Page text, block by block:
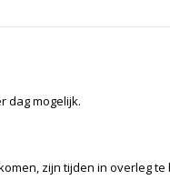
dag mogelijk.
zijn tijden in overleg te